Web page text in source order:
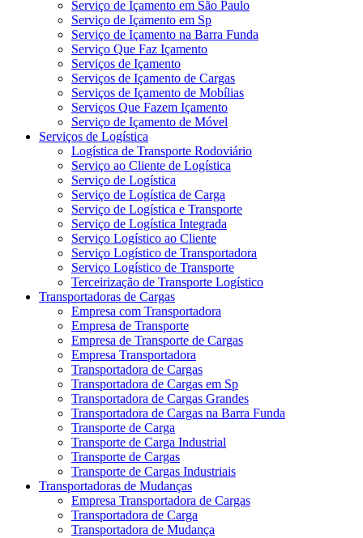
Serviço de Içamento em São Paulo
Serviço de Içamento em Sp
Serviço de Içamento na Barra Funda
Serviço Que Faz Içamento
Serviços de Içamento
Serviços de Içamento de Cargas
Serviços de Içamento de Mobílias
Serviços Que Fazem Içamento
Serviço de Içamento de Móvel
Serviços de Logística
Logística de Transporte Rodoviário
Serviço ao Cliente de Logística
Serviço de Logística
Serviço de Logística de Carga
Serviço de Logística e Transporte
Serviço de Logística Integrada
Serviço Logístico ao Cliente
Serviço Logístico de Transportadora
Serviço Logístico de Transporte
Terceirização de Transporte Logístico
Transportadoras de Cargas
Empresa com Transportadora
Empresa de Transporte
Empresa de Transporte de Cargas
Empresa Transportadora
Transportadora de Cargas
Transportadora de Cargas em Sp
Transportadora de Cargas Grandes
Transportadora de Cargas na Barra Funda
Transporte de Carga
Transporte de Carga Industrial
Transporte de Cargas
Transporte de Cargas Industriais
Transportadoras de Mudanças
Empresa Transportadora de Cargas
Transportadora de Carga
Transportadora de Mudança